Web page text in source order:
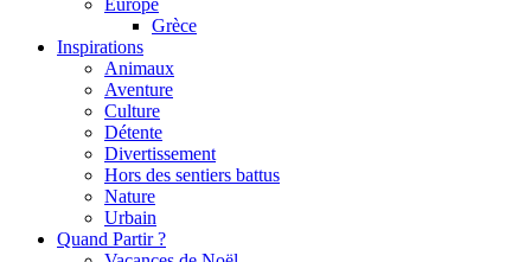
Europe
Grèce
Inspirations
Animaux
Aventure
Culture
Détente
Divertissement
Hors des sentiers battus
Nature
Urbain
Quand Partir ?